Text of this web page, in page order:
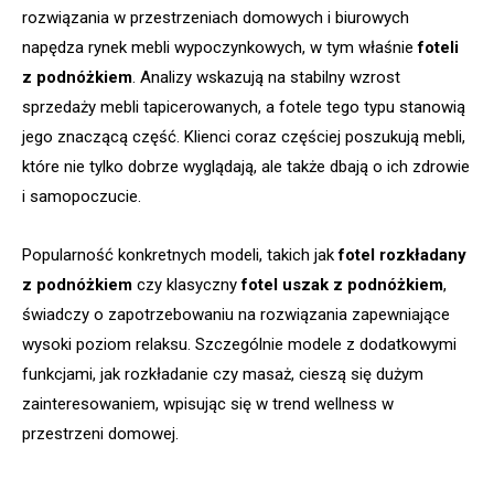
rozwiązania w przestrzeniach domowych i biurowych
napędza rynek mebli wypoczynkowych, w tym właśniefoteli
z podnóżkiem. Analizy wskazują na stabilny wzrost
sprzedaży mebli tapicerowanych, a fotele tego typu stanowią
jego znaczącą część. Klienci coraz częściej poszukują mebli,
które nie tylko dobrze wyglądają, ale także dbają o ich zdrowie
i samopoczucie.
Popularność konkretnych modeli, takich jakfotel rozkładany
z podnóżkiem czy klasycznyfotel uszak z podnóżkiem,
świadczy o zapotrzebowaniu na rozwiązania zapewniające
wysoki poziom relaksu. Szczególnie modele z dodatkowymi
funkcjami, jak rozkładanie czy masaż, cieszą się dużym
zainteresowaniem, wpisując się w trend wellness w
przestrzeni domowej.